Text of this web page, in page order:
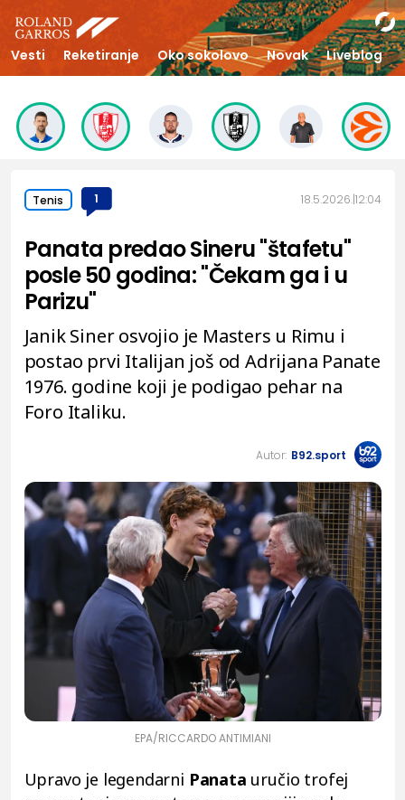
Vesti Reketiranje Oko sokolovo Novak Liveblog
Tenis 1 18.5.2026. 12:04
Panata predao Sineru "štafetu"
posle 50 godina: "Čekam ga i u
Parizu"
Janik Siner osvojio je Masters u Rimu i
postao prvi Italijan još od Adrijana Panate
1976. godine koji je podigao pehar na
Foro Italiku.
Autor: B92.sport
EPA/RICCARDO ANTIMIANI
Upravo je legendarni Panata uručio trofej